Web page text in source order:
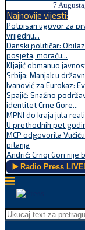
7
Najnovije vijesti:
Potpisan ugovor za
vrijednu...
Danski političar:
posjeta, moraću...
Kljajić obmanuo
Srbija: Manjak u
Ivanović za Eurokaz:
Spajić: Snažno
identitet Crne Gore...
MPNI do kraja jula
U prethodnih pet
MCP odgovorila
pitanja
Andrić: Crnoj Gori nije
▶️ Radio Press LIVE!